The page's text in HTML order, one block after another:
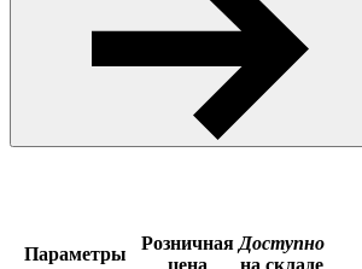
Параметры
Розничная
цена
Доступно
на складе